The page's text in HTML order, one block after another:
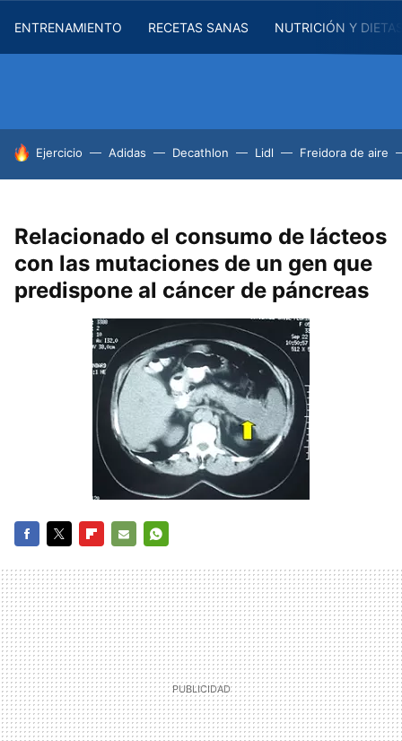
ENTRENAMIENTO RECETAS SANAS NUTRICIÓN Y
HOY SE HABLA DE
Ejercicio Adidas Decathlon Lidl Freidora de aire
Relacionado el consumo de lácteos
con las mutaciones de un gen que
predispone al cáncer de páncreas
MAIL